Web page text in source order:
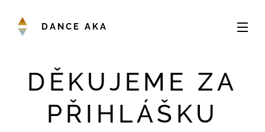
DANCE AKA
DĚKUJEME ZA
PŘIHLÁŠKU